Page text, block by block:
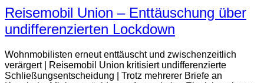
Reisemobil Union – Enttäuschung über
undifferenzierten Lockdown
Wohnmobilisten erneut enttäuscht und zwischenzeitlich
verärgert | Reisemobil Union kritisiert undifferenzierte
Schließungsentscheidung | Trotz mehrerer Briefe an